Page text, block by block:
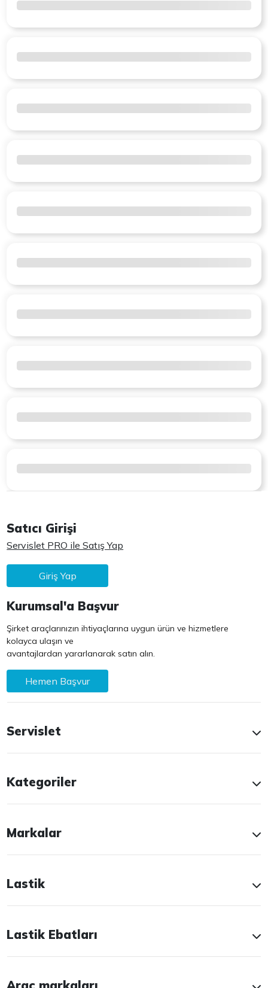
Satıcı Girişi
Servislet PRO ile Satış Yap
Giriş Yap
Kurumsal'a Başvur
Şirket araçlarınızın ihtiyaçlarına uygun ürün ve hizmetlere
kolayca ulaşın ve
avantajlardan yararlanarak satın alın.
Hemen Başvur
Servislet
Kategoriler
Markalar
Lastik
Lastik Ebatları